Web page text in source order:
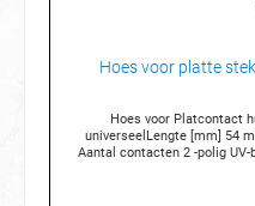
Hoes voor platte
Hoes voor Platcontact
universeelLengte [mm] 54 mm Vorm Recht Materiaal
Aantal contacten 2 -polig UV-bestendig voor kabel-Ø [mm] 5 mm